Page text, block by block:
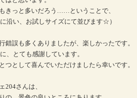
きっと多いだろう……ということで、
沿い、お試しサイズにて並びます☆）
錯誤も多くありましたが、楽しかったです。
、とても感謝しています。
つとして喜んでいただけましたら幸いです。
204さんは、